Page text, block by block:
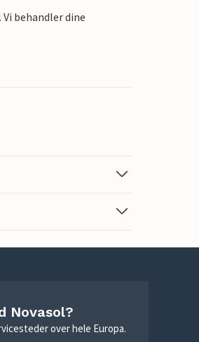
behandler dine
Novasol?
over hele Europa.